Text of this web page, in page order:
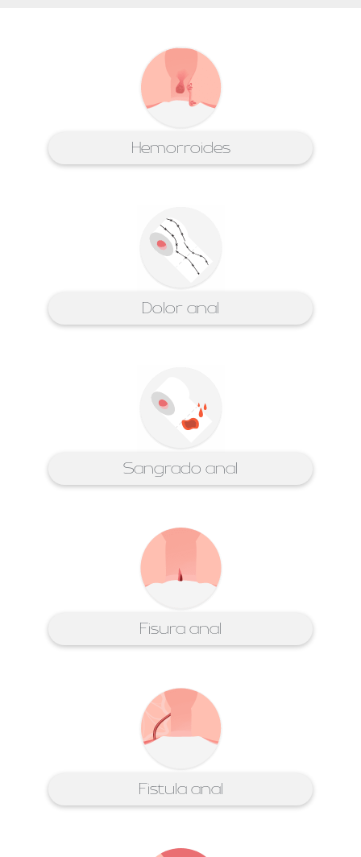
Hemorroides
Dolor anal
Sangrado anal
Fisura anal
Fistula anal